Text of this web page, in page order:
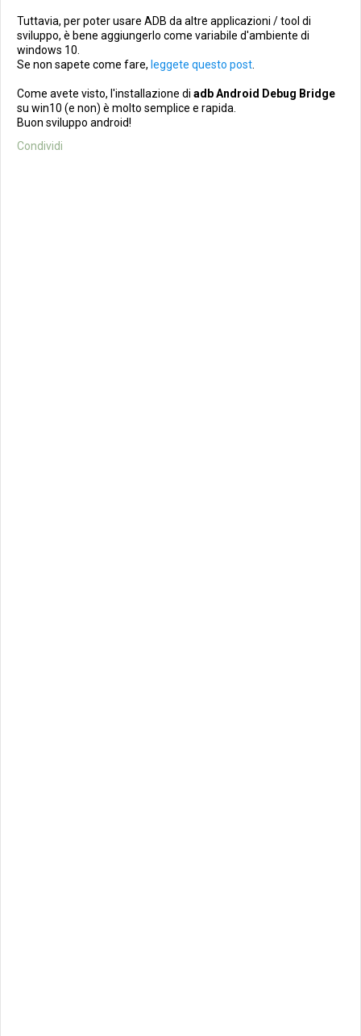
Tuttavia, per poter usare ADB da altre applicazioni / tool di
sviluppo, è bene aggiungerlo come variabile d'ambiente di
windows 10.
Se non sapete come fare, leggete questo post.
Come avete visto, l'installazione di adb Android Debug Bridge
su win10 (e non) è molto semplice e rapida.
Buon sviluppo android!
Condividi